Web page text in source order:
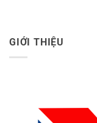
GIỚI THIỆU